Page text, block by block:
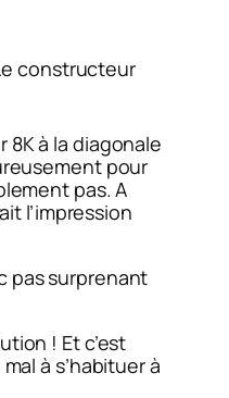
constructeur
à la diagonale
pour
pas. A
l’impression
pas surprenant
! Et c’est
à s’habituer à